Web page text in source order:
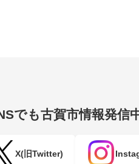
でも古賀市情報発信
X(旧Twitter)